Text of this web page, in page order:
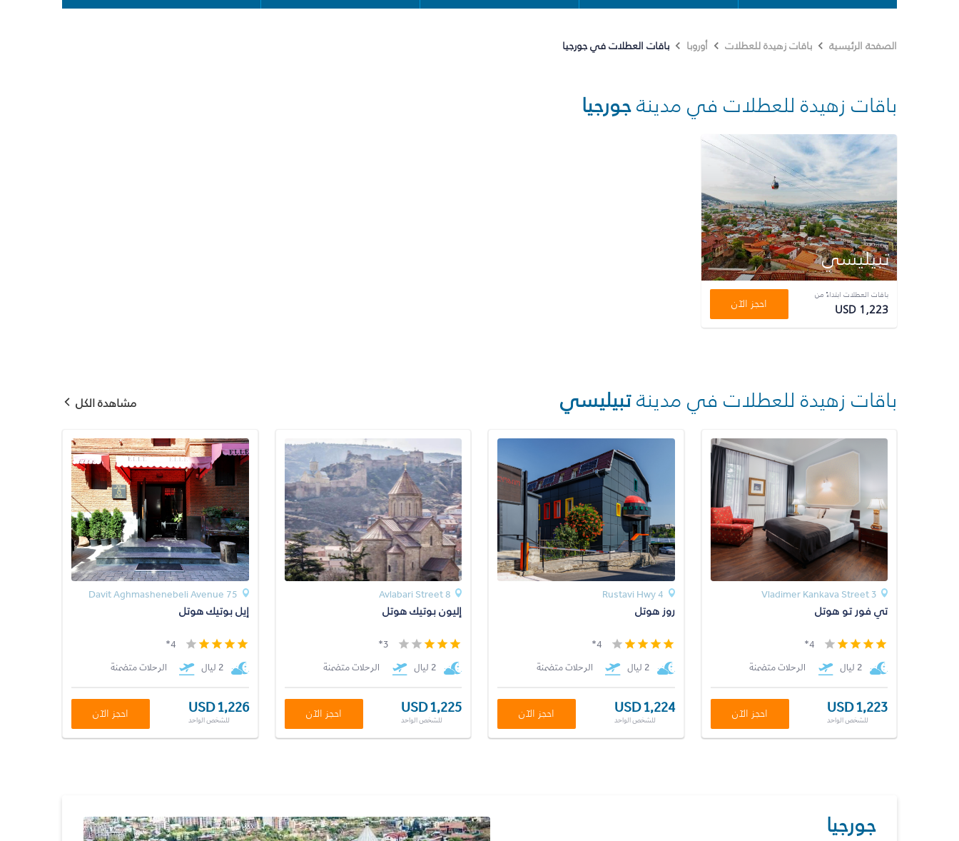
الصفحة الرئيسية باقات زهيدة للعطلات أوروبا باقات العطلات في جورجيا
باقات زهيدة للعطلات في مدينةجورجيا
تبيليسي
باقات العطلات ابتداءً من
USD 1,223 احجز الآن
باقات زهيدة للعطلات في مدينةتبيليسي مشاهدة الكل
3 Vladimer Kankava Street
تي فور تو هوتل
4*
2 ليال
الرحلات متضمنة
USD 1,223
للشخص الواحد احجز الآن
4 Rustavi Hwy
روز هوتل
4*
2 ليال
الرحلات متضمنة
USD 1,224
للشخص الواحد احجز الآن
8 Avlabari Street
إليون بوتيك هوتل
3*
2 ليال
الرحلات متضمنة
USD 1,225
للشخص الواحد احجز الآن
75 Davit Aghmashenebeli Avenue
إيل بوتيك هوتل
4*
2 ليال
الرحلات متضمنة
USD 1,226
للشخص الواحد احجز الآن
جورجيا